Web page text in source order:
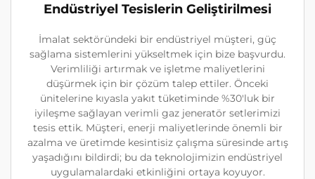
Endüstriyel Tesislerin Geliştirilmesi
İmalat sektöründeki bir endüstriyel müşteri, güç
sağlama sistemlerini yükseltmek için bize başvurdu.
Verimliliği artırmak ve işletme maliyetlerini
düşürmek için bir çözüm talep ettiler. Önceki
ünitelerine kıyasla yakıt tüketiminde %30'luk bir
iyileşme sağlayan verimli gaz jeneratör setlerimizi
tesis ettik. Müşteri, enerji maliyetlerinde önemli bir
azalma ve üretimde kesintisiz çalışma süresinde artış
yaşadığını bildirdi; bu da teknolojimizin endüstriyel
uygulamalardaki etkinliğini ortaya koyuyor.